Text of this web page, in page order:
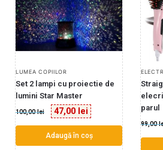
LUMEA COPIILOR
Set 2 lampi cu proiectie de
lumini Star Master
100,00lei 47,00 lei
Adaugă în coș
parul
99,00